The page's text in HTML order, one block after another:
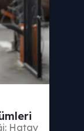
Hatay